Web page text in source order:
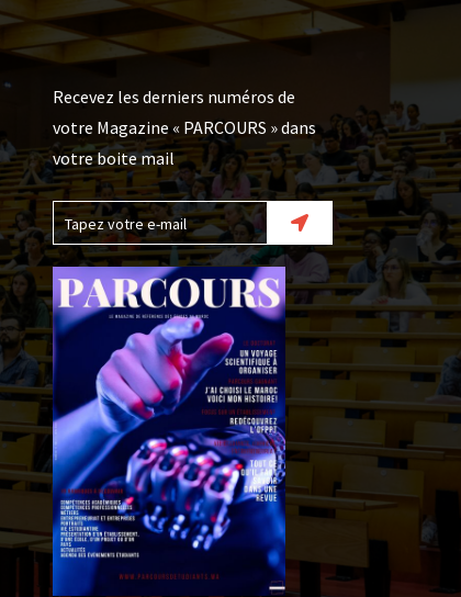
Recevez les derniers numéros de
votre Magazine « PARCOURS » dans
votre boite mail